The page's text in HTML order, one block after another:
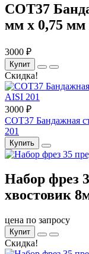
COT37
мм x 0,75 мм
3000 ₽
Купит
Скидка!
3000 ₽
COT37 Бандажная
201
Купить
Набор фрез
хвостовик
цена по запросу
Купит
Скидка!